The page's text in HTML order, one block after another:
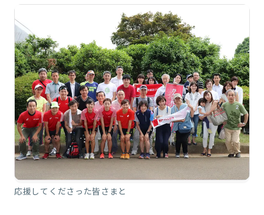
応援してくださった皆さまと